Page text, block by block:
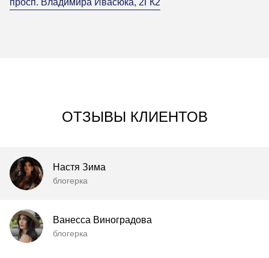
просп. Владимира Ивасюка, 2ГК2
ОТЗЫВЫ КЛИЕНТОВ
Настя Зима
блогерка
Ванесса Виноградова
блогерка